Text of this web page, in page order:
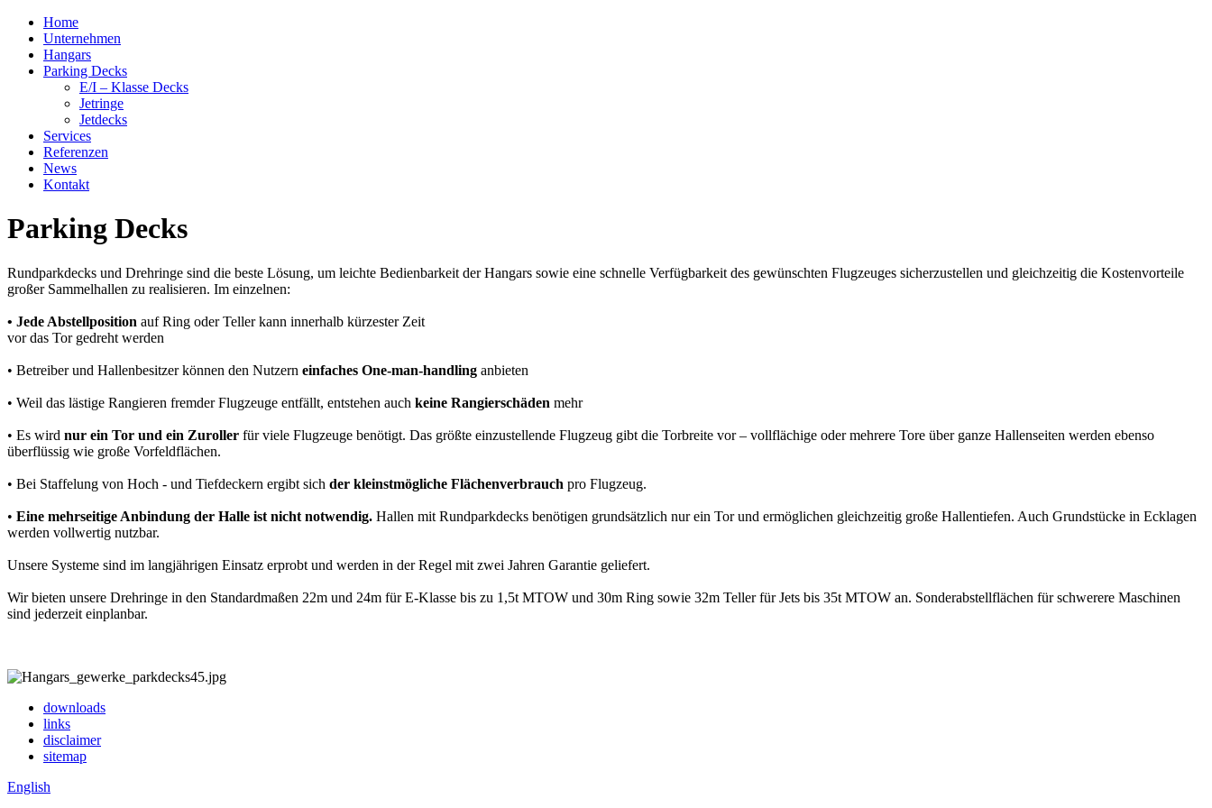
Home
Unternehmen
Hangars
Parking Decks
E/I – Klasse Decks
Jetringe
Jetdecks
Services
Referenzen
News
Kontakt
Parking Decks
Rundparkdecks und Drehringe sind die beste Lösung, um leichte Bedienbarkeit der Hangars sowie eine schnelle Verfügbarkeit des gewünschten Flugzeuges sicherzustellen und gleichzeitig die Kostenvorteile
großer Sammelhallen zu realisieren. Im einzelnen:
• Jede Abstellposition auf Ring oder Teller kann innerhalb kürzester Zeit
vor das Tor gedreht werden
• Betreiber und Hallenbesitzer können den Nutzern einfaches One-man-handling anbieten
• Weil das lästige Rangieren fremder Flugzeuge entfällt, entstehen auch keine Rangierschäden mehr
• Es wird nur ein Tor und ein Zuroller für viele Flugzeuge benötigt. Das größte einzustellende Flugzeug gibt die Torbreite vor – vollflächige oder mehrere Tore über ganze Hallenseiten werden ebenso
überflüssig wie große Vorfeldflächen.
• Bei Staffelung von Hoch - und Tiefdeckern ergibt sich der kleinstmögliche Flächenverbrauch pro Flugzeug.
• Eine mehrseitige Anbindung der Halle ist nicht notwendig. Hallen mit Rundparkdecks benötigen grundsätzlich nur ein Tor und ermöglichen gleichzeitig große Hallentiefen. Auch Grundstücke in Ecklagen
werden vollwertig nutzbar.
Unsere Systeme sind im langjährigen Einsatz erprobt und werden in der Regel mit zwei Jahren Garantie geliefert.
Wir bieten unsere Drehringe in den Standardmaßen 22m und 24m für E-Klasse bis zu 1,5t MTOW und 30m Ring sowie 32m Teller für Jets bis 35t MTOW an. Sonderabstellflächen für schwerere Maschinen
sind jederzeit einplanbar.
downloads
links
disclaimer
sitemap
English